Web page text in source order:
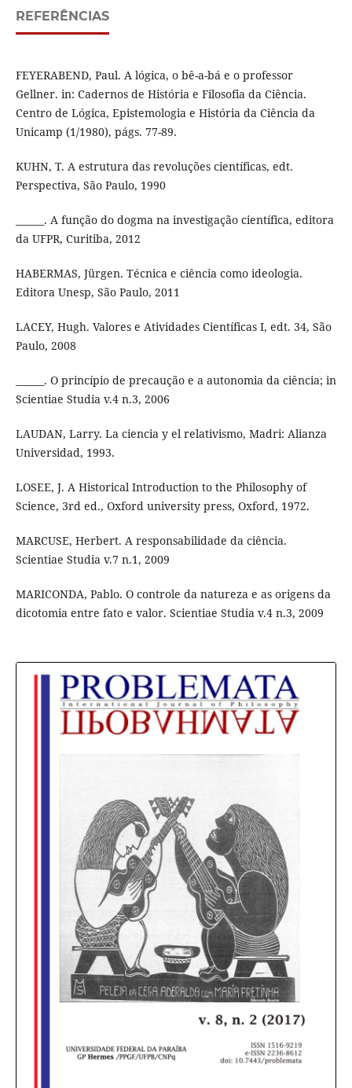
REFERÊNCIAS
FEYERABEND, Paul. A lógica, o bê-a-bá e o professor
Gellner. in: Cadernos de História e Filosofia da Ciência.
Centro de Lógica, Epistemologia e História da Ciência da
Unicamp (1/1980), págs. 77-89.
KUHN, T. A estrutura das revoluções científicas, edt.
Perspectiva, São Paulo, 1990
______. A função do dogma na investigação científica, editora
da UFPR, Curitiba, 2012
HABERMAS, Jürgen. Técnica e ciência como ideologia.
Editora Unesp, São Paulo, 2011
LACEY, Hugh. Valores e Atividades Científicas I, edt. 34, São
Paulo, 2008
______. O princípio de precaução e a autonomia da ciência; in
Scientiae Studia v.4 n.3, 2006
LAUDAN, Larry. La ciencia y el relativismo, Madri: Alianza
Universidad, 1993.
LOSEE, J. A Historical Introduction to the Philosophy of
Science, 3rd ed., Oxford university press, Oxford, 1972.
MARCUSE, Herbert. A responsabilidade da ciência.
Scientiae Studia v.7 n.1, 2009
MARICONDA, Pablo. O controle da natureza e as origens da
dicotomia entre fato e valor. Scientiae Studia v.4 n.3, 2009